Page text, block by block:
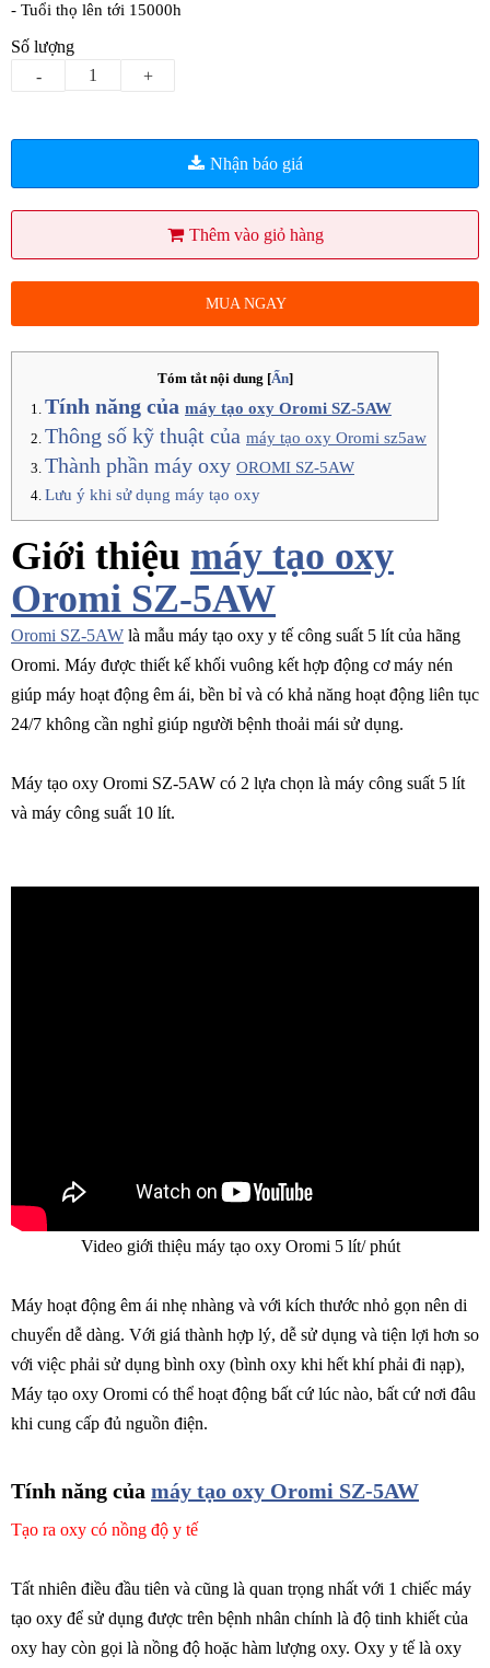
- Tuổi thọ lên tới 15000h
Số lượng
-
+
Nhận báo giá
Thêm vào giỏ hàng
MUA NGAY
Tóm tắt nội dung [Ẩn]
Tính năng của máy tạo oxy Oromi SZ-5AW
Thông số kỹ thuật của máy tạo oxy Oromi sz5aw
Thành phần máy oxy OROMI SZ-5AW
Lưu ý khi sử dụng máy tạo oxy
Giới thiệu máy tạo oxy
Oromi SZ-5AW
Oromi SZ-5AW là mẫu máy tạo oxy y tế công suất 5 lít của hãng
Oromi. Máy được thiết kế khối vuông kết hợp động cơ máy nén
giúp máy hoạt động êm ái, bền bỉ và có khả năng hoạt động liên tục
24/7 không cần nghỉ giúp người bệnh thoải mái sử dụng.
Máy tạo oxy Oromi SZ-5AW có 2 lựa chọn là máy công suất 5 lít
và máy công suất 10 lít.
Video giới thiệu máy tạo oxy Oromi 5 lít/ phút
Máy hoạt động êm ái nhẹ nhàng và với kích thước nhỏ gọn nên di
chuyển dễ dàng. Với giá thành hợp lý, dễ sử dụng và tiện lợi hơn so
với việc phải sử dụng bình oxy (bình oxy khi hết khí phải đi nạp),
Máy tạo oxy Oromi có thể hoạt động bất cứ lúc nào, bất cứ nơi đâu
khi cung cấp đủ nguồn điện.
Tính năng của máy tạo oxy Oromi SZ-5AW
Tạo ra oxy có nồng độ y tế
Tất nhiên điều đầu tiên và cũng là quan trọng nhất với 1 chiếc máy
tạo oxy để sử dụng được trên bệnh nhân chính là độ tinh khiết của
oxy hay còn gọi là nồng độ hoặc hàm lượng oxy. Oxy y tế là oxy